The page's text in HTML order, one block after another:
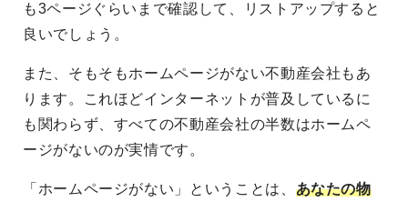
も3ページぐらいまで確認して、リストアップすると
良いでしょう。
また、そもそもホームページがない不動産会社もあ
ります。これほどインターネットが普及しているに
も関わらず、すべての不動産会社の半数はホームペ
ージがないのが実情です。
「ホームページがない」ということは、 あなたの物